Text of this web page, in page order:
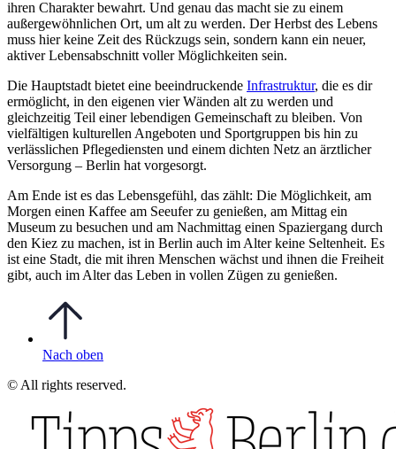
ihren Charakter bewahrt. Und genau das macht sie zu einem
außergewöhnlichen Ort, um alt zu werden. Der Herbst des Lebens
muss hier keine Zeit des Rückzugs sein, sondern kann ein neuer,
aktiver Lebensabschnitt voller Möglichkeiten sein.
Die Hauptstadt bietet eine beeindruckende Infrastruktur, die es dir
ermöglicht, in den eigenen vier Wänden alt zu werden und
gleichzeitig Teil einer lebendigen Gemeinschaft zu bleiben. Von
vielfältigen kulturellen Angeboten und Sportgruppen bis hin zu
verlässlichen Pflegediensten und einem dichten Netz an ärztlicher
Versorgung – Berlin hat vorgesorgt.
Am Ende ist es das Lebensgefühl, das zählt: Die Möglichkeit, am
Morgen einen Kaffee am Seeufer zu genießen, am Mittag ein
Museum zu besuchen und am Nachmittag einen Spaziergang durch
den Kiez zu machen, ist in Berlin auch im Alter keine Seltenheit. Es
ist eine Stadt, die mit ihren Menschen wächst und ihnen die Freiheit
gibt, auch im Alter das Leben in vollen Zügen zu genießen.
Nach oben
© All rights reserved.